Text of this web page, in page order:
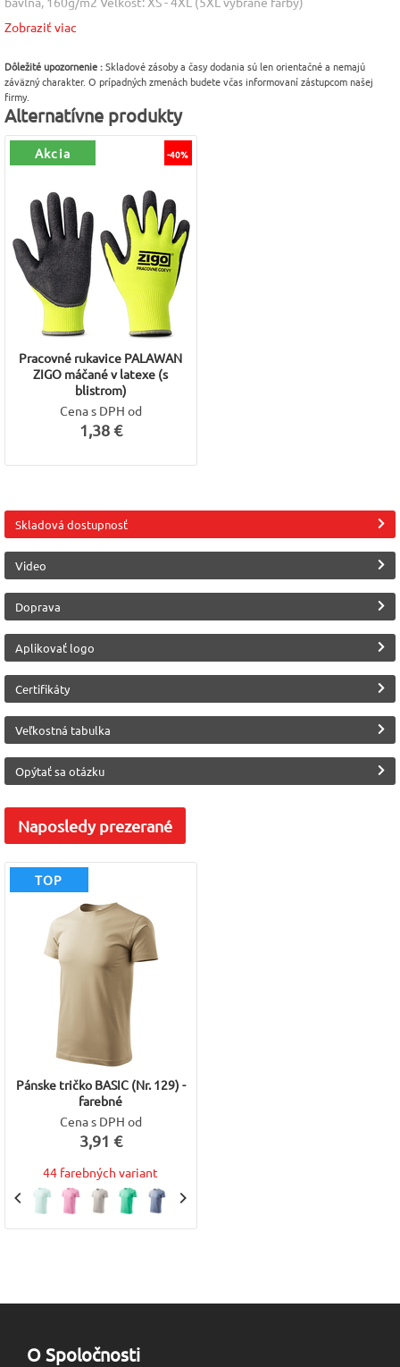
Farba
Materiál
Bavlna 100%
Výrobca
Malfini (Adler)
Zobraziť viac
Dôležité upozornenie :Skladové zásoby a časy dodania sú len orientačné a nemajú
záväzný charakter. O prípadných zmenách budete včas informovaní zástupcom našej
firmy.
Alternatívne produkty
-40%
Akcia
Pracovné rukavice PALAWAN
ZIGO máčané v latexe (s
blistrom)
Cena s DPH od
1,38 €
Skladová dostupnosť
Video
Doprava
Aplikovať logo
Certifikáty
Veľkostná tabulka
Opýtať sa otázku
Naposledyprezerané
TOP
Pánske tričko BASIC (Nr. 129) -
farebné
Cena s DPH od
3,91 €
44 farebných variant
O Spoločnosti